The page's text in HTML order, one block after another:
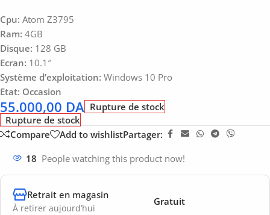
Cpu: Atom Z3795
Ram: 4GB
Disque: 128 GB
Ecran: 10.1″
Système d’exploitation: Windows 10 Pro
Etat: Occasion
55.000,00 DA Rupture de stock
Rupture de stock
Compare
Add to wishlistPartager:
18 People watching this product now!
Retrait en magasin
À retirer aujourd’hui
Gratuit